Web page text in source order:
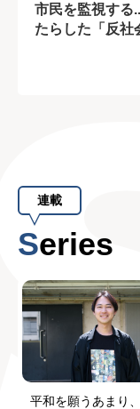
市民を監視する
たらした「反社
連載
Series
平和を願うあまり